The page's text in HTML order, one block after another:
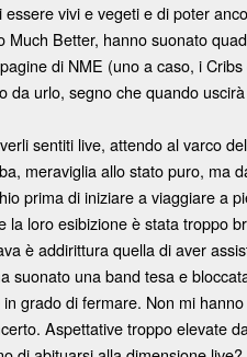
vivi e vegeti e di poter
Much Better, hanno suonato
di NME (uno a caso, i
da urlo, segno che quando
sentiti live, attendo al varco
meraviglia allo stato puro, ma
prima di iniziare a viaggiare a
la loro esibizione è stata troppo
è addirittura quella di aver
suonato una band tesa e
grado di fermare. Non mi
Aspettative troppo elevate